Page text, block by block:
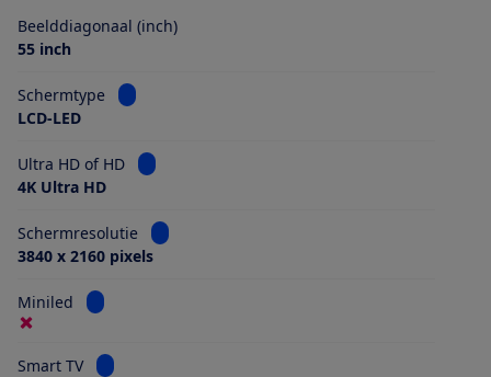
Beelddiagonaal (inch)
55 inch
Schermtype
Bekijk informatie voor Schermtype
LCD-LED
Ultra HD of HD
Bekijk informatie voor Ultra HD of HD
4K Ultra HD
Schermresolutie
Bekijk informatie voor Schermresolutie
3840 x 2160 pixels
Miniled Bekijk informatie voor Miniled
Smart TV Bekijk informatie voor Smart TV